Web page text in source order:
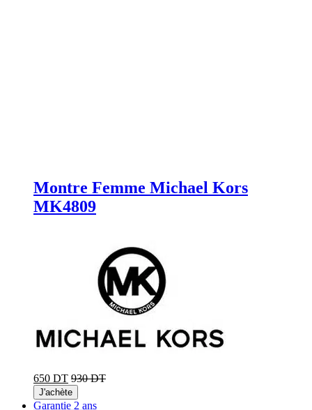
Montre Femme Michael Kors
MK4809
650 DT 930 DT
J'achète
Garantie 2 ans